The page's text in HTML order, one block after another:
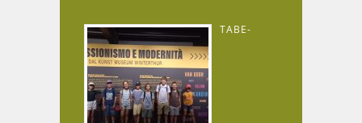
TABE-